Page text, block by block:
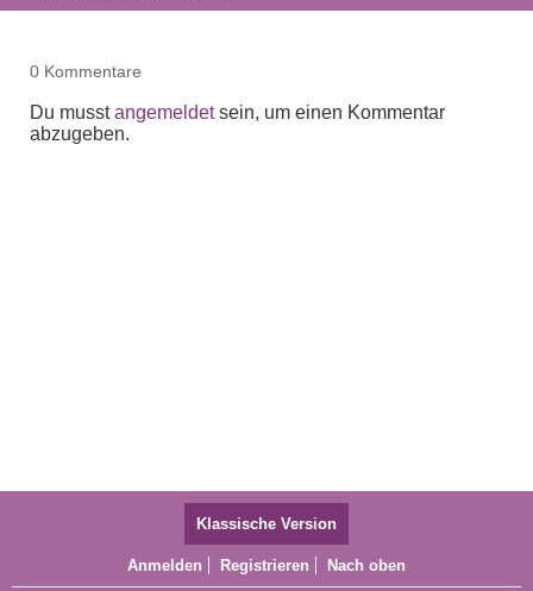
0 Kommentare
Du musstangemeldetsein, um einen Kommentar
abzugeben.
Klassische Version
Anmelden Registrieren Nach oben